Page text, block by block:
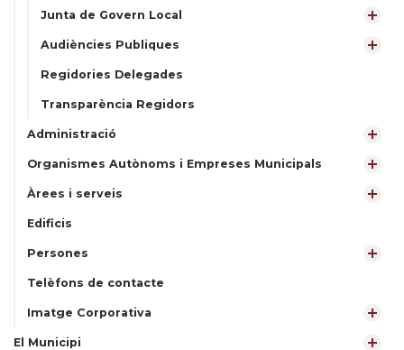
Junta de Govern Local
Audiències Publiques
Regidories Delegades
Transparència Regidors
Administració
Organismes Autònoms i Empreses Municipals
Àrees i serveis
Edificis
Persones
Telèfons de contacte
Imatge Corporativa
El Municipi